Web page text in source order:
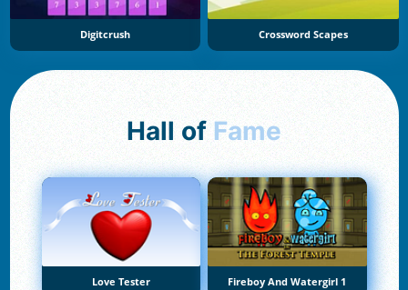
Digitcrush Crossword Scapes
Hall of Fame
Love Tester Fireboy And Watergirl 1